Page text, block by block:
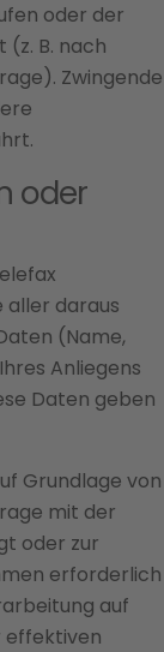
oder der
B. nach
Zwingende
oder
aller daraus
(Name,
Anliegens
Daten geben
Grundlage von
mit der
oder zur
erforderlich
auf
effektiven